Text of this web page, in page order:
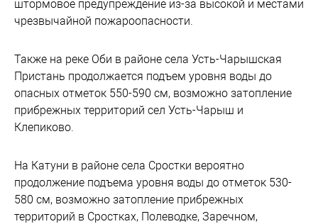
штормовое предупреждение из-за высокой и местами
чрезвычайной пожароопасности.
Также на реке Оби в районе села Усть-Чарышская
Пристань продолжается подъем уровня воды до
опасных отметок 550-590 см, возможно затопление
прибрежных территорий сел Усть-Чарыш и
Клепиково.
На Катуни в районе села Сростки вероятно
продолжение подъема уровня воды до отметок 530-
580 см, возможно затопление прибрежных
территорий в Сростках, Полеводке, Заречном,